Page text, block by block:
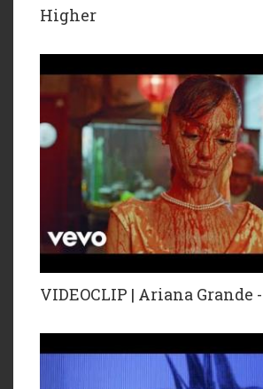
Higher
VIDEOCLIP | Ariana Grande